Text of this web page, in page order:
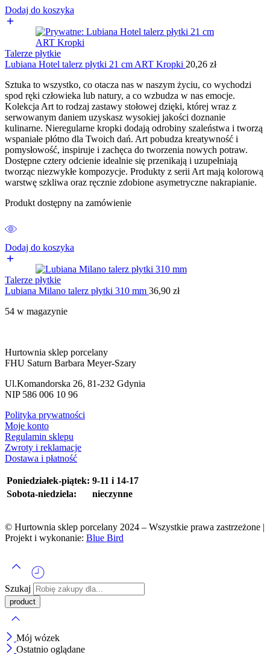
Dodaj do koszyka
Talerze płytkie
Lubiana Hotel talerz płytki 21 cm ART Kropki 20,26 zł
Sztuka to wszystko, co otacza nas w naszym życiu, co wychodzi
spod ręki człowieka lub natury, a co wzbudza w nas emocje.
Kolekcja Art to rodzaj zastawy stołowej dzięki, której wraz z
serwowanym daniem uzyskasz wysokiej jakości doznanie
kulinarne. Nieregularne kropki dodają odrobiny szaleństwa i tworzą
wspaniałe płótno dla Twoich dań. Art pobudza kreatywność i
pomysłowość, inspiruje i zachęca do tworzenia nowych potraw.
Dostępne cztery odcienie idealnie się przenikają i uzupełniają
tworząc niezwykłe kompozycje. Produkty z serii Art mają kolorową
warstwę szkliwa oraz ręcznie zdobione asymetryczne nakrapianie.
Produkt dostępny na zamówienie
Dodaj do koszyka
Talerze płytkie
Lubiana Milano talerz płytki 310 mm 36,90 zł
54 w magazynie
Hurtownia sklep porcelany
FHU Saturn Barbara Meyer-Szary
Ul.Komandorska 26, 81-232 Gdynia
NIP 586 006 10 96
Polityka prywatności
Moje konto
Regulamin sklepu
Zwroty i reklamacje
Dostawa i płatność
Poniedziałek-piątek: 9-11 i 14-17
Sobota-niedziela:
nieczynne
© Hurtownia sklep porcelany 2024 – Wszystkie prawa zastrzeżone |
Projekt i wykonanie: Blue Bird
Szukaj
Mój wózek
Ostatnio oglądane